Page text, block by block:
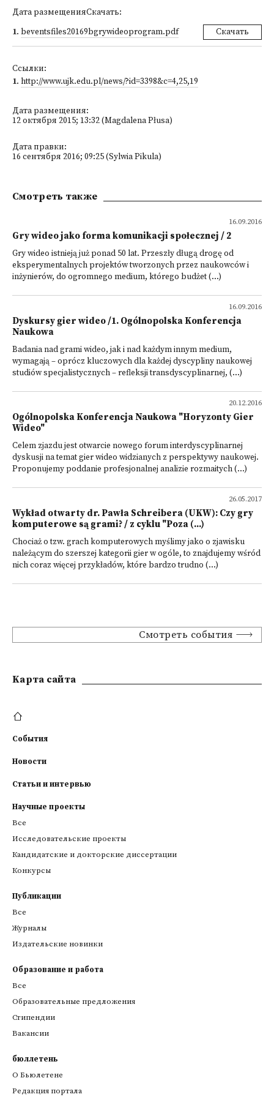
Дата размещенияСкачать:
1. beventsfiles20169bgrywideoprogram.pdf Скачать
Ссылки:
1. http://www.ujk.edu.pl/news/?id=3398&c=4,25,19
Дата размещения:
12 октября 2015; 13:32 (Magdalena Płusa)
Дата правки:
16 сентября 2016; 09:25 (Sylwia Pikula)
Смотреть также
16.09.2016
Gry wideo jako forma komunikacji społecznej / 2
Gry wideo istnieją już ponad 50 lat. Przeszły długą drogę od
eksperymentalnych projektów tworzonych przez naukowców i
inżynierów, do ogromnego medium, którego budżet (...)
16.09.2016
Dyskursy gier wideo /1. Ogólnopolska Konferencja
Naukowa
Badania nad grami wideo, jak i nad każdym innym medium,
wymagają – oprócz kluczowych dla każdej dyscypliny naukowej
studiów specjalistycznych – refleksji transdyscyplinarnej, (...)
20.12.2016
Ogólnopolska Konferencja Naukowa "Horyzonty Gier
Wideo"
Celem zjazdu jest otwarcie nowego forum interdyscyplinarnej
dyskusji na temat gier wideo widzianych z perspektywy naukowej.
Proponujemy poddanie profesjonalnej analizie rozmaitych (...)
26.05.2017
Wykład otwarty dr. Pawła Schreibera (UKW): Czy gry
komputerowe są grami? / z cyklu "Poza (...)
Chociaż o tzw. grach komputerowych myślimy jako o zjawisku
należącym do szerszej kategorii gier w ogóle, to znajdujemy wśród
nich coraz więcej przykładów, które bardzo trudno (...)
Смотреть события
Kарта сайта
События
Новости
Статьи и интервью
Научные проекты
Все
Исследовательские проекты
Кандидатские и докторские диссертации
Конкурсы
Публикации
Все
Журналы
Издательские новинки
Образование и работа
Все
Образовательные предложения
Стипендии
Вакансии
бюллетень
О Бьюлетене
Редакция портала